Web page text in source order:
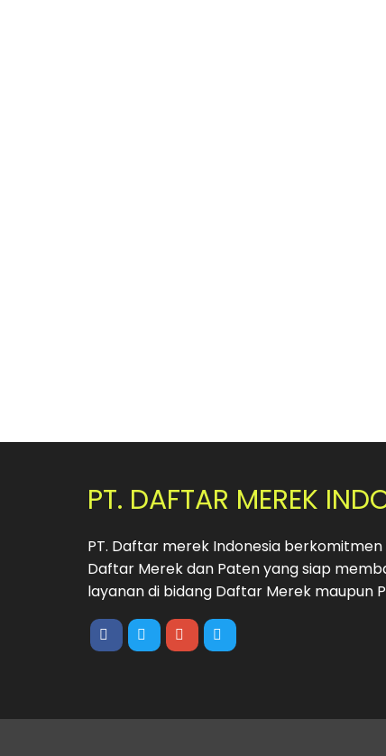
PT. DAFTAR MEREK
PT. Daftar merek Indonesia
Daftar Merek dan Paten yang siap
layanan di bidang Daftar Merek maupun